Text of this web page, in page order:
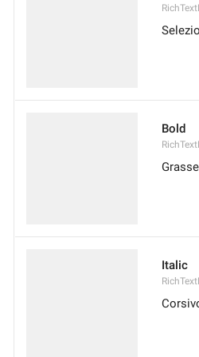
Bold
Italic